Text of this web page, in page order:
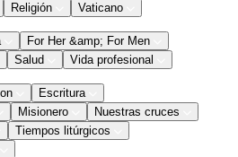
Religión Vaticano
For Her &amp; For Men
Salud Vida profesional
Escritura
Misionero
Nuestras cruces
Tiempos litúrgicos